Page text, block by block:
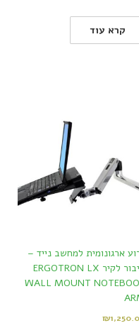
קרא עוד
ארגונומית למחשב נייד –
חיבור לקיר ERGOTRON LX
WALL MOUNT
₪